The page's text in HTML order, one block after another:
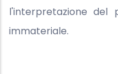
l'interpretazione del
immateriale.